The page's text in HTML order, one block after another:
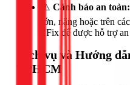
⚠️ Cảnh báo an toàn:
lớn, nặng hoặc trên
1Fix để được hỗ trợ an
Dịch vụ và Hướng
TPHCM